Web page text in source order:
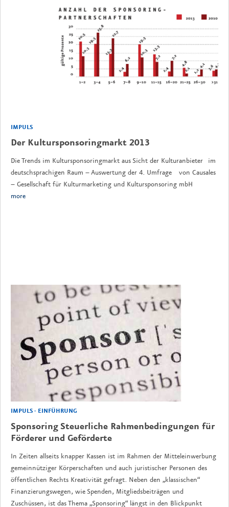
IMPULS
Der Kultursponsoringmarkt 2013
Die Trends im Kultursponsoringmarkt aus Sicht der Kulturanbieter im
deutschsprachigen Raum – Auswertung der 4. Umfrage von Causales
– Gesellschaft für Kulturmarketing und Kultursponsoring mbH
more
IMPULS - EINFÜHRUNG
Sponsoring Steuerliche Rahmenbedingungen für
Förderer und Geförderte
In Zeiten allseits knapper Kassen ist im Rahmen der Mitteleinwerbung
gemeinnütziger Körperschaften und auch juristischer Personen des
öffentlichen Rechts Kreativität gefragt. Neben den „klassischen“
Finanzierungswegen, wie Spenden, Mitgliedsbeiträgen und
Zuschüssen, ist das Thema „Sponsoring“ längst in den Blickpunkt